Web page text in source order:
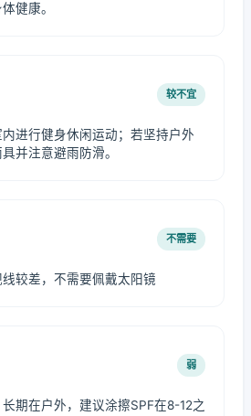
健康。
较不宜
进行健身休闲运动；若坚持户外
并注意避雨防滑。
不需要
较差，不需要佩戴太阳镜
弱
期在户外，建议涂擦SPF在8-12之